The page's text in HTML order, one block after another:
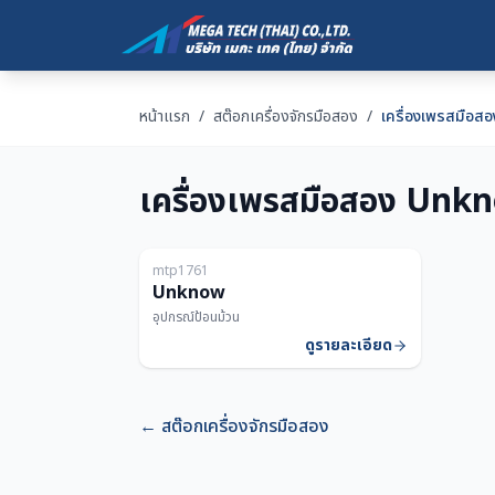
หน้าแรก / สต๊อกเครื่องจักรมือสอง / เครื่องเพรสมือส
เครื่องเพรสมือสอง
mtp1761
Unknow
อุปกรณ์ป้อนม้วน
ดูรายละเอียด
← สต๊อกเครื่องจักรมือสอง